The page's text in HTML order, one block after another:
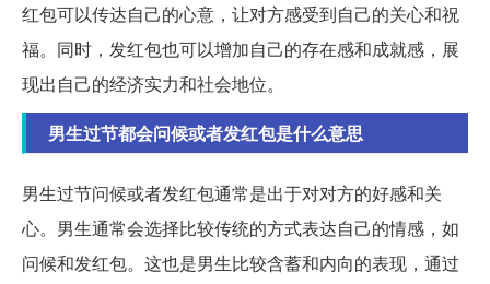
红包可以传达自己的心意，让对方感受到自己的关心和祝
福。同时，发红包也可以增加自己的存在感和成就感，展
现出自己的经济实力和社会地位。
男生过节都会问候或者发红包是什么意思
男生过节问候或者发红包通常是出于对对方的好感和关
心。男生通常会选择比较传统的方式表达自己的情感，如
问候和发红包。这也是男生比较含蓄和内向的表现，通过